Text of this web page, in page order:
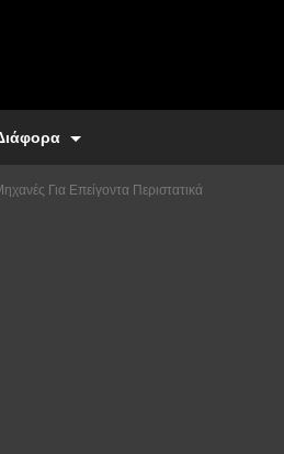
Για Επείγοντα Περιστατικά